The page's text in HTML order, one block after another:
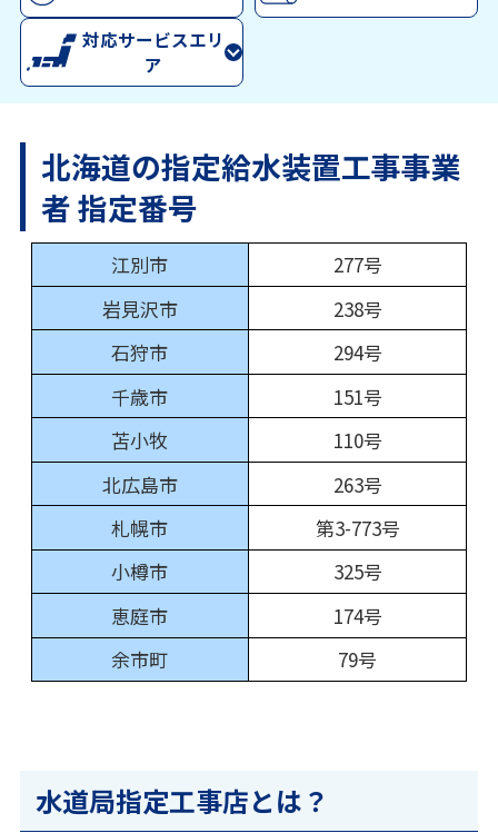
対応サービスエリ
ア
北海道の指定給水装置工事事業
者 指定番号
江別市
277号
岩見沢市
238号
石狩市
294号
千歳市
151号
苫小牧
110号
北広島市
263号
札幌市
第3-773号
小樽市
325号
恵庭市
174号
余市町
79号
水道局指定工事店とは？